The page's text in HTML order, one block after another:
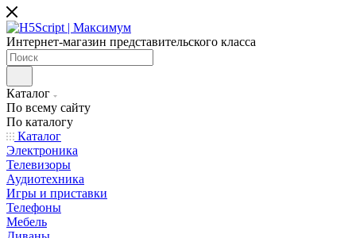
Интернет-магазин представительского класса
Каталог
По всему сайту
По каталогу
Каталог
Электроника
Телевизоры
Аудиотехника
Игры и приставки
Телефоны
Мебель